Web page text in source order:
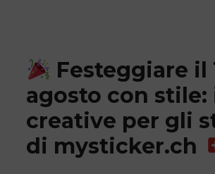
Festeggiare il
agosto con stile:
creative per gli
di mysticker.ch